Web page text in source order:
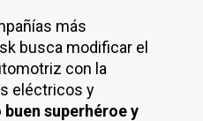
más
busca modificar el
con la
eléctricos y
buen superhéroe y